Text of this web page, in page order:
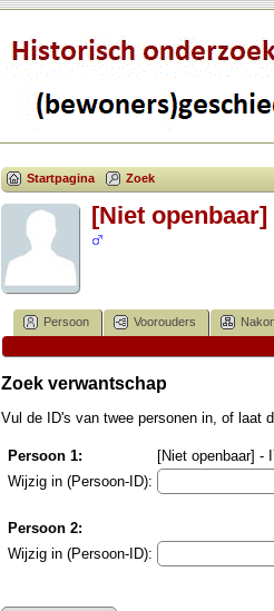
Startpagina Zoek
[Niet openbaar]
Persoon Voorouders
Zoek verwantschap
Vul de ID's van twee personen in, of laat
Persoon 1:
[Niet openbaar] -
Wijzig in (Persoon-ID):
Persoon 2:
Wijzig in (Persoon-ID):